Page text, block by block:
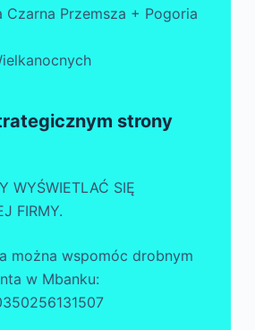
Przemsza + Pogoria
strony
WYŚWIETLAĆ SIĘ
FIRMY.
można wspomóc drobnym
w Mbanku: